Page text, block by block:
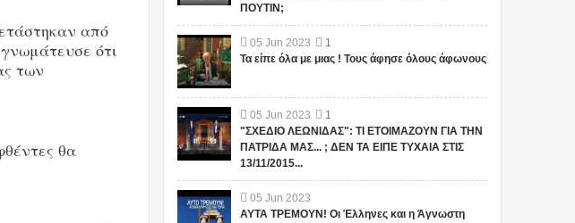
από
ότι
των
θα
ΠΟΥΤΙΝ;
05 Jun 2023
1
Τα είπε όλα με μιας ! Τους άφησε όλους άφωνους
05 Jun 2023
1
"ΣΧΕΔΙΟ ΛΕΩΝΙΔΑΣ": ΤΙ ΕΤΟΙΜΑΖΟΥΝ ΓΙΑ ΤΗΝ
ΠΑΤΡΙΔΑ ΜΑΣ... ; ΔΕΝ ΤΑ ΕΙΠΕ ΤΥΧΑΙΑ ΣΤΙΣ
13/11/2015...
05 Jun 2023
ΑΥΤΑ ΤΡΕΜΟΥΝ! Οι Έλληνες και η Άγνωστη